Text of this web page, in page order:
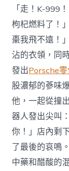
「走！K-999
枸杞燃料了！
棗我飛不遠！
沾的衣領，同
發出Porsche
股濃郁的蔘味
他，一起從撞
器人發出尖叫
你！」店內剩
了最後的哀鳴
中藥和醋酸的